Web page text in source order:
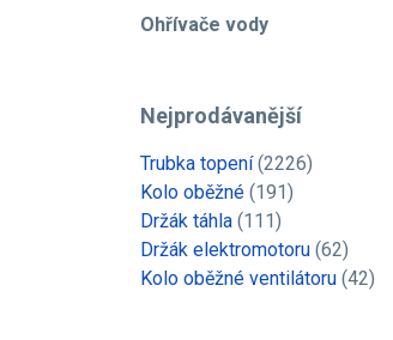
Ohřívače vody
Nejprodávanější
Trubka topení(2226)
Kolo oběžné (191)
Držák táhla (111)
Držák elektromotoru (62)
Kolo oběžné ventilátoru (42)